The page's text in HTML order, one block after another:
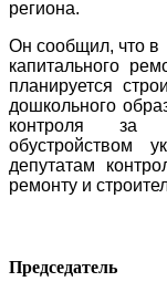
региона.
Он сообщил, что в
капитального
планируется
дошкольного
контроля за
обустройством
депутатам
ремонту и
Председатель